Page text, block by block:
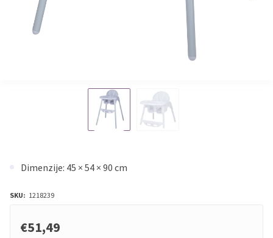
Dimenzije: 45 × 54 × 90 cm
SKU: 1218239
€51,49